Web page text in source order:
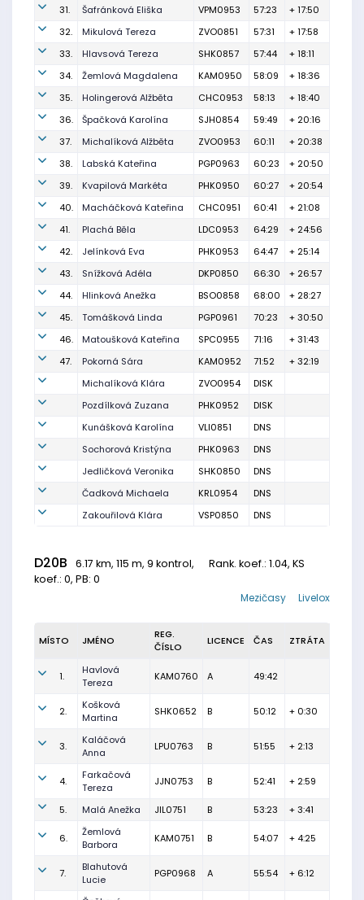
31. Šafránková Eliška VPM0953 57:23
+ 17:50
32.
Mikulová Tereza ZVO0851 57:31
+ 17:58
33.
Hlavsová Tereza SHK0857 57:44
+ 18:11
34.
Žemlová Magdalena KAM0950 58:09
+ 18:36
35.
Holingerová Alžběta CHC0953 58:13
+ 18:40
36.
Špačková Karolína SJH0854 59:49
+ 20:16
37.
Michalíková Alžběta ZVO0953 60:11
+ 20:38
38.
Labská Kateřina PGP0963 60:23
+ 20:50
39.
Kvapilová Markéta PHK0950 60:27
+ 20:54
40.
Macháčková Kateřina CHC0951 60:41
+ 21:08
41.
Plachá Běla LDC0953 64:29
+ 24:56
42.
Jelínková Eva PHK0953 64:47
+ 25:14
43.
Snížková Adéla DKP0850 66:30
+ 26:57
44.
Hlinková Anežka BSO0858 68:00
+ 28:27
45.
Tomášková Linda PGP0961 70:23
+ 30:50
46.
Matoušková Kateřina SPC0955 71:16
+ 31:43
47.
Pokorná Sára KAM0952 71:52
+ 32:19
Michalíková Klára
ZVO0954
DISK
Pozdílková Zuzana
PHK0952
DISK
Kunášková Karolína
VLI0851
DNS
Sochorová Kristýna
PHK0963
DNS
Jedličková Veronika
SHK0850
DNS
Čadková Michaela
KRL0954
DNS
Zakouřilová Klára
VSP0850 DNS
D20B 6.17 km, 115 m, 9 kontrol, Rank. koef.: 1.04, KS
koef.: 0, PB: 0
Livelox
Mezičasy
MÍSTO JMÉNO
REG.
ČÍSLO
LICENCE ČAS ZTRÁTA
1.
Havlová
Tereza
KAM0760 A 49:42
2.
Košková
Martina
SHK0652 B 50:12 + 0:30
3.
Kaláčová
Anna
LPU0763 B 51:55 + 2:13
4.
Farkačová
Tereza
JJN0753 B 52:41 + 2:59
5. Malá Anežka JIL0751 B 53:23 + 3:41
6.
Žemlová
Barbora
KAM0751 B 54:07 + 4:25
7.
Blahutová
Lucie
PGP0968 A 55:54 + 6:12